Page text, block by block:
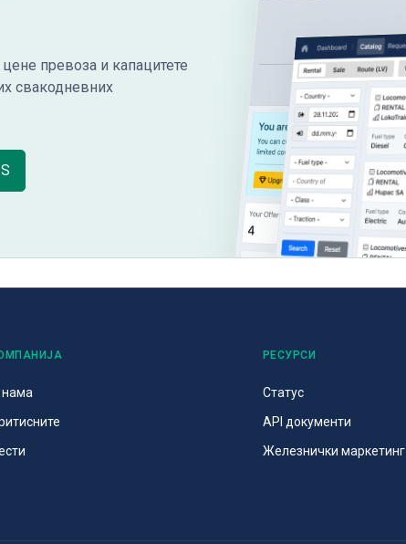
превоза и капацитете
свакодневних
РЕСУРСИ
Статус
API документи
Железнички маркетинг